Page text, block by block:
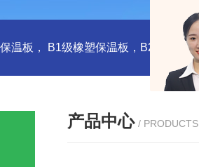
产品中心 / PRODUCTS